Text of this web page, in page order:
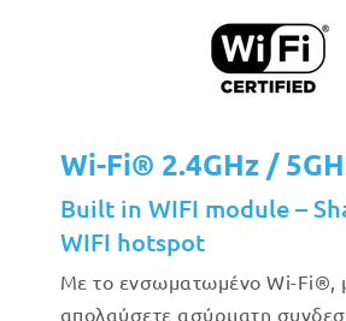
Wi-Fi® 2.4GHz /
Built in WIFI module –
WIFI hotspot
Με το ενσωματωμένο Wi-Fi®,
απολαύσετε ασύρματη